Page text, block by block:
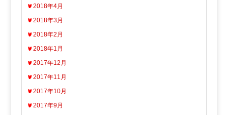
2018年4月
2018年3月
2018年2月
2018年1月
2017年12月
2017年11月
2017年10月
2017年9月